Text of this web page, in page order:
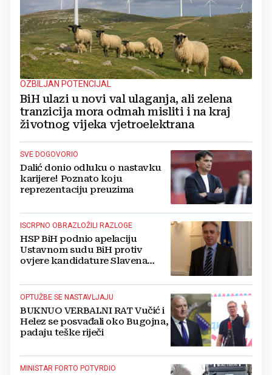
OZBILJAN POTENCIJAL
BiH ulazi u novi val ulaganja, ali zelena
tranzicija mora odmah misliti i na kraj
životnog vijeka vjetroelektrana
SVE DOGOVORIO
Dalić donio odluku o nastavku
karijere! Poznato koju
reprezentaciju preuzima
ISCRPNO OBRAZLOŽILI RAZLOGE
HSP BiH podnio apelaciju
Ustavnom sudu BiH protiv
ovjere kandidature Slavena
OPTUŽBE SE NASTAVLJAJU
BUKNUO VERBALNI RAT Vučić i
Helez se posvađali oko Bugojna,
padaju teške riječi
MINISTAR FORTO POTVRDIO